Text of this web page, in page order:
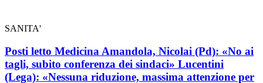
SANITA'
Posti letto Medicina Amandola, Nicolai (Pd): «No ai
tagli, subito conferenza dei sindaci» Lucentini
(Lega): «Nessuna riduzione, massima attenzione per